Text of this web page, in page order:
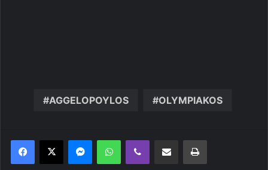
AGGELOPOYLOS OLYMPIAKOS
MessengerWhatsAppViber Κοινοποίηση μέσω ηλεκτρονικού ταχυδρομείουΕκτύπωση